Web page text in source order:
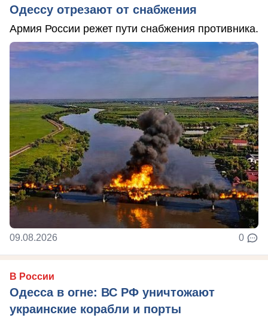
Одессу отрезают от снабжения
Армия России режет пути снабжения противника.
09.08.2026 0
В России
Одесса в огне: ВС РФ уничтожают
украинские корабли и порты